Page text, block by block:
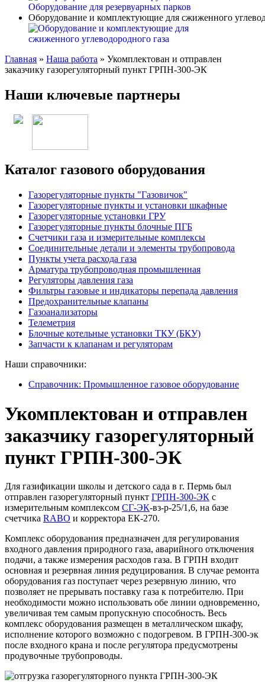
Оборудование и комплектующие для сжиженного
Главная » Наша работа » Укомплектован и отправлен
заказчику газорегуляторный пункт ГРПН-300-ЭК
Наши ключевые партнеры
Каталог газового оборудования
Газорегуляторные пункты "Газовичок"
Газорегуляторные пункты и установки шкафные
Газорегуляторные установки ГРУ
Газорегуляторные пункты блочные ПГБ
Счетчики газа и измерительные комплексы
Соединительные детали и элементы трубопровода
Пункты учета расхода газа
Арматура трубопроводная промышленная
Регуляторы давления газа
Фильтры газовые и индикаторы перепада давления
Предохранительные клапаны
Газоанализаторы
Телеметрия
Блочные котельные установки ТКУ (БКУ)
Запчасти к клапанам и регуляторам
Наши справочники:
Справочник: Промышленное газовое оборудование
Укомплектован и отправлен
заказчику газорегуляторный
пункт ГРПН-300-ЭК
Для газификации школы и детского сада в г. Пермь был
отправлен газорегуляторный пункт ГРПН-300-ЭК с
измерительным комплексом СГ-ЭК-вз-р-25/1,6, на базе
счетчика RABO и корректора ЕК-270.
Комплекс оборудования предназначен для регулирования
входного давления природного газа, аварийного отключения
подачи, а также измерения расходов газа. В ГРПН входит
основная и резервная линия редуцирования. В случае ремонта
оборудования газ поступает через резервную линию, что
позволяет не прерывать поставку газа к потребителю. При
необходимости можно использовать обе линии одновременно,
увеличивая тем самым пропускную способность. Весь
комплекс оборудования размещен в металлическом шкафу,
исполнение которого возможно с подогревом. В ГРПН-300-эк
после входного крана и после регулятора предусмотрены
продувочные трубопроводы.